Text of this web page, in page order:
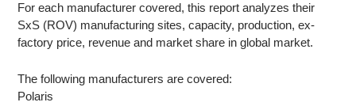
For each manufacturer covered, this report analyzes their
SxS (ROV) manufacturing sites, capacity, production, ex-
factory price, revenue and market share in global market.
The following manufacturers are covered:
Polaris